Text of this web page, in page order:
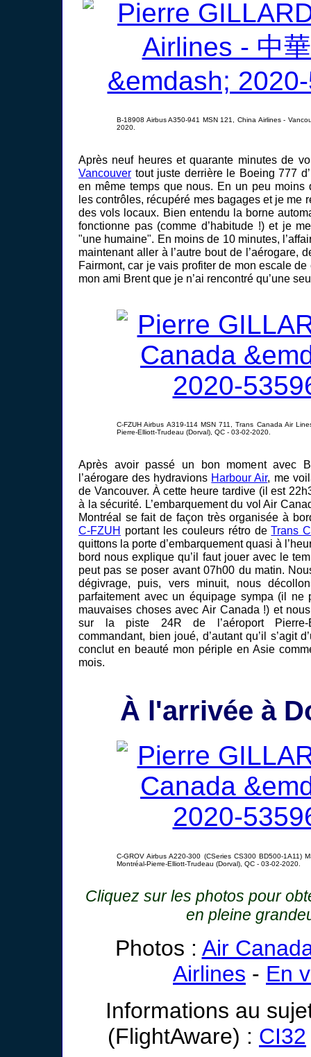
B-18908 Airbus A350-941 MSN 121, China Airlines -
2020.
Après neuf heures et quarante minutes de
Vancouver tout juste derrière le Boeing 777
en même temps que nous. En un peu moins
les contrôles, récupéré mes bagages et je me
des vols locaux. Bien entendu la borne
fonctionne pas (comme d’habitude !) et je
"une humaine". En moins de 10 minutes,
maintenant aller à l’autre bout de l’aérogare,
Fairmont, car je vais profiter de mon escale
mon ami Brent que je n’ai rencontré qu’une
C-FZUH Airbus A319-114 MSN 711, Trans Canada Air
Pierre-Elliott-Trudeau (Dorval), QC - 03-02-2020.
Après avoir passé un bon moment avec
l’aérogare des hydravions Harbour Air, me
de Vancouver. À cette heure tardive (il est
à la sécurité. L’embarquement du vol Air
Montréal se fait de façon très organisée à
C-FZUH portant les couleurs rétro deTrans
quittons la porte d’embarquement quasi à
bord nous explique qu’il faut jouer avec le
peut pas se poser avant 07h00 du matin.
dégivrage, puis, vers minuit, nous
parfaitement avec un équipage sympa (il ne
mauvaises choses avec Air Canada !) et
sur la piste 24R de l’aéroport Pierre-
commandant, bien joué, d’autant qu’il s’agit
conclut en beauté mon périple en Asie
mois.
À l'arrivée à
C-GROV Airbus A220-300 (CSeries CS300 BD500-1A11)
Montréal-Pierre-Elliott-Trudeau (Dorval), QC - 03-02-2020.
Cliquez sur les photos pour
en pleine
Photos : Air
Airlines - En
Informations au
(FlightAware) : CI32